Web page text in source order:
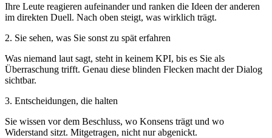
Ihre Leute reagieren aufeinander und ranken die Ideen der anderen
im direkten Duell. Nach oben steigt, was wirklich trägt.
2. Sie sehen, was Sie sonst zu spät erfahren
Was niemand laut sagt, steht in keinem KPI, bis es Sie als
Überraschung trifft. Genau diese blinden Flecken macht der Dialog
sichtbar.
3. Entscheidungen, die halten
Sie wissen vor dem Beschluss, wo Konsens trägt und wo
Widerstand sitzt. Mitgetragen, nicht nur abgenickt.